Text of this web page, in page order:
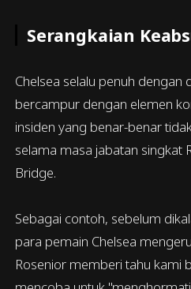
Serangkaian
Chelsea selalu penuh dengan
bercampur dengan elemen
insiden yang benar-benar
selama masa jabatan singkat
Bridge.
Sebagai contoh, sebelum
para pemain Chelsea
Rosenior memberi tahu kami